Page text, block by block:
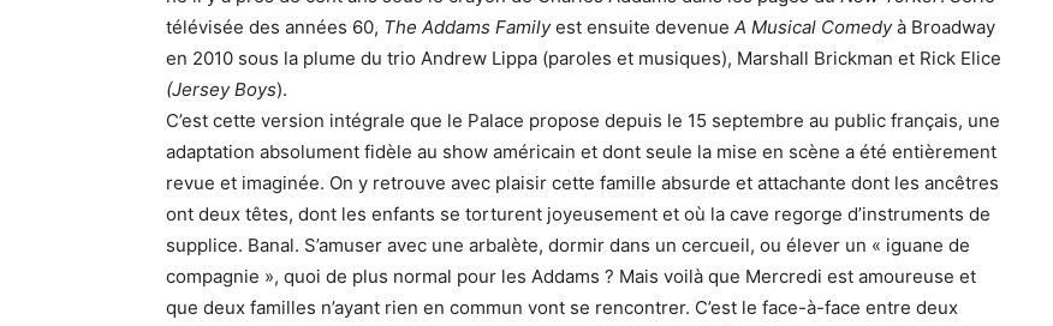
télévisée des années 60, The Addams Familyest ensuite devenue A Musical Comedyà Broadway
en 2010 sous la plume du trio Andrew Lippa (paroles et musiques), Marshall Brickman et Rick Elice
(Jersey Boys).
C’est cette version intégrale que le Palace propose depuis le 15 septembre au public français, une
adaptation absolument fidèle au show américain et dont seule la mise en scène a été entièrement
revue et imaginée. On y retrouve avec plaisir cette famille absurde et attachante dont les ancêtres
ont deux têtes, dont les enfants se torturent joyeusement et où la cave regorge d’instruments de
supplice. Banal. S’amuser avec une arbalète, dormir dans un cercueil, ou élever un « iguane de
compagnie », quoi de plus normal pour les Addams ? Mais voilà que Mercredi est amoureuse et
que deux familles n’ayant rien en commun vont se rencontrer. C’est le face-à-face entre deux